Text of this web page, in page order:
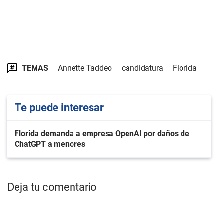
TEMAS Annette Taddeo candidatura Florida
Te puede interesar
Florida demanda a empresa OpenAI por daños de
ChatGPT a menores
Deja tu comentario